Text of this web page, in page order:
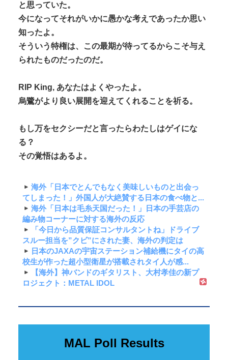
と思っていた。
今になってそれがいかに愚かな考えであったか思い
知ったよ。
そういう特権は、この最期が待ってるからこそ与え
られたものだったのだ。
RIP King, あなたはよくやったよ。
烏鷺がより良い展開を迎えてくれることを祈る。
もし万をセクシーだと言ったらわたしはゲイにな
る？
その覚悟はあるよ。
海外「日本でとんでもなく美味しいものと出会っ
てしまった！」外国人が大絶賛する日本の食べ物と...
海外「日本は毛糸天国だった！」日本の手芸店の
編み物コーナーに対する海外の反応
「今日から品質保証コンサルタントね」ドライブ
スルー担当を”クビ”にされた妻、海外の判定は
日本のJAXAの宇宙ステーション補給機にタイの高
校生が作った超小型衛星が搭載されタイ人が感...
【海外】神バンドのギタリスト、大村孝佳の新プ
ロジェクト：METAL IDOL
MAL Poll Results